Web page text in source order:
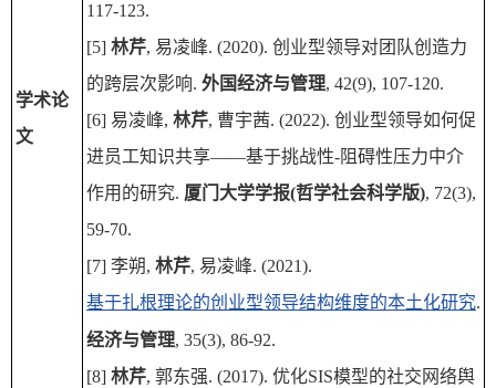
学术论
文
117-123.
[5] 林芹, 易凌峰. (2020). 创业型领导对团队创造力
的跨层次影响. 外国经济与管理, 42(9), 107-120.
[6] 易凌峰, 林芹, 曹宇茜. (2022). 创业型领导如何促
进员工知识共享——基于挑战性-阻碍性压力中介
作用的研究. 厦门大学学报(哲学社会科学版), 72(3),
59-70.
[7] 李朔, 林芹, 易凌峰. (2021).
基于扎根理论的创业型领导结构维度的本土化研究.
经济与管理, 35(3), 86-92.
[8] 林芹, 郭东强. (2017). 优化SIS模型的社交网络舆